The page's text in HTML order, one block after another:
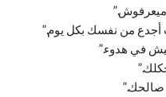
ميعرفوش.”
من نفسك بكل يوم.”
في هدوء.”
صالحك.”